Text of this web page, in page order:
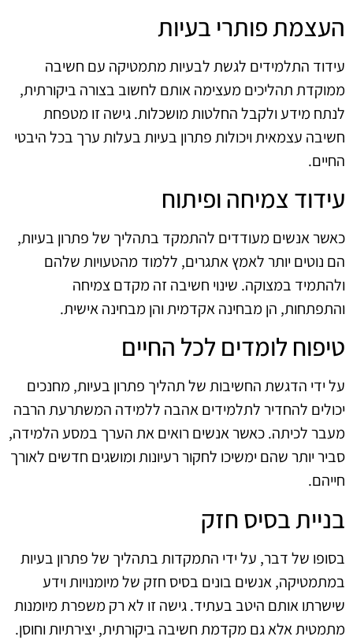
העצמת פותרי בעיות
עידוד התלמידים לגשת לבעיות מתמטיקה עם חשיבה
ממוקדת תהליכים מעצימה אותם לחשוב בצורה ביקורתית,
לנתח מידע ולקבל החלטות מושכלות. גישה זו מטפחת
חשיבה עצמאית ויכולות פתרון בעיות בעלות ערך בכל היבטי
החיים.
עידוד צמיחה ופיתוח
כאשר אנשים מעודדים להתמקד בתהליך של פתרון בעיות,
הם נוטים יותר לאמץ אתגרים, ללמוד מהטעויות שלהם
ולהתמיד במצוקה. שינוי חשיבה זה מקדם צמיחה
והתפתחות, הן מבחינה אקדמית והן מבחינה אישית.
טיפוח לומדים לכל החיים
על ידי הדגשת החשיבות של תהליך פתרון בעיות, מחנכים
יכולים להחדיר לתלמידים אהבה ללמידה המשתרעת הרבה
מעבר לכיתה. כאשר אנשים רואים את הערך במסע הלמידה,
סביר יותר שהם ימשיכו לחקור רעיונות ומושגים חדשים לאורך
חייהם.
בניית בסיס חזק
בסופו של דבר, על ידי התמקדות בתהליך של פתרון בעיות
במתמטיקה, אנשים בונים בסיס חזק של מיומנויות וידע
שישרתו אותם היטב בעתיד. גישה זו לא רק משפרת מיומנות
מתמטית אלא גם מקדמת חשיבה ביקורתית, יצירתיות וחוסן.